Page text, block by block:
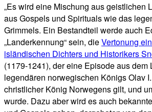
„Es wird eine Mischung aus geistlichen
aus Gospels und Spirituals wie das
Grimmels. Ein Bestandteil werde auch
„Landerkennung“ sein, dieVertonung
isländischen Dichters und Historikers
(1179-1241), der eine Episode aus dem
legendären norwegischen Königs Olav
christlicher König Norwegens gilt, und
wurde. Dazu aber wird es auch